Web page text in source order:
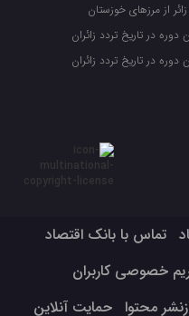
تماس با بانک اقتصاد
خصوصی کاربران
محتوا حمایت آنلاین